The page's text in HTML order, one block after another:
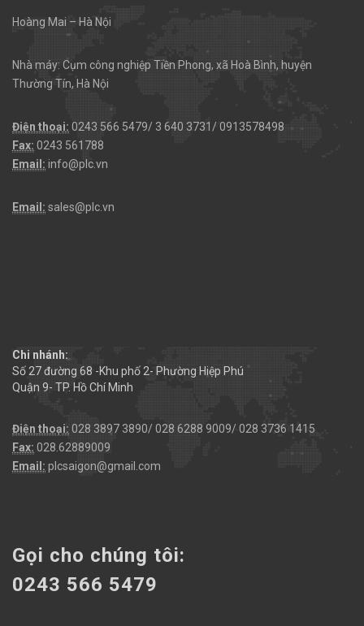
Hoàng Mai – Hà Nội
Nhà máy: Cụm công nghiệp Tiền Phong, xã Hoà Bình, huyện
Thường Tín, Hà Nội
Điện thoại: 0243 566 5479/ 3 640 3731/ 0913578498
Fax: 0243 561788
Email: info@plc.vn
Email: sales@plc.vn
Chi nhánh:
Số 27 đường 68 -Khu phố 2- Phường Hiệp Phú
Quận 9- TP. Hồ Chí Minh
Điện thoại: 028 3897 3890/ 028 6288 9009/ 028 3736 1415
Fax: 028.62889009
Email: plcsaigon@gmail.com
Gọi cho chúng tôi:
0243 566 5479